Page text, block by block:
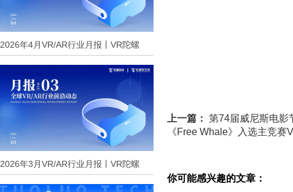
2026年4月VR/AR行业月报丨VR陀螺
2026年3月VR/AR行业月报丨VR陀螺
上一篇： 第74届威尼斯电影
《Free Whale》入选主竞赛
你可能感兴趣的文章：